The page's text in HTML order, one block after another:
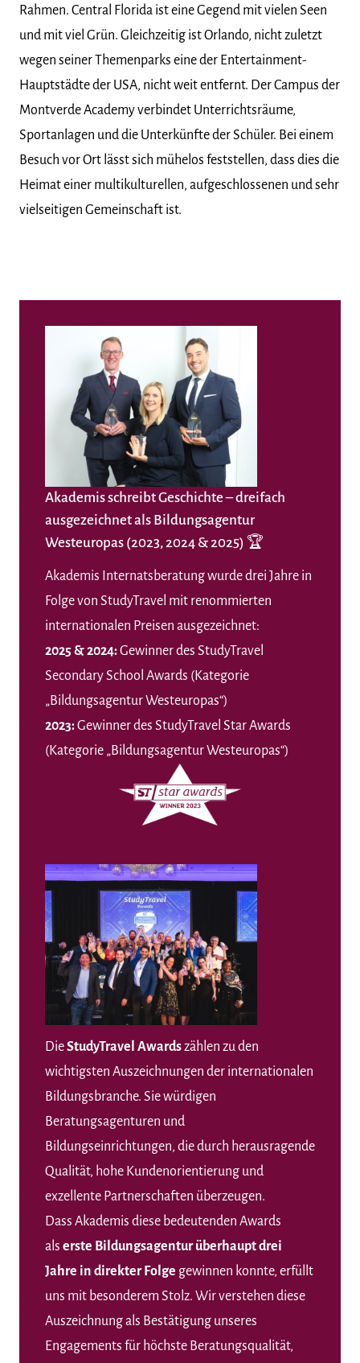
Rahmen. Central Florida ist eine Gegend mit vielen Seen
und mit viel Grün. Gleichzeitig ist Orlando, nicht zuletzt
wegen seiner Themenparks eine der Entertainment-
Hauptstädte der USA, nicht weit entfernt. Der Campus der
Montverde Academy verbindet Unterrichtsräume,
Sportanlagen und die Unterkünfte der Schüler. Bei einem
Besuch vor Ort lässt sich mühelos feststellen, dass dies die
Heimat einer multikulturellen, aufgeschlossenen und sehr
vielseitigen Gemeinschaft ist.
Akademis schreibt Geschichte – dreifach
ausgezeichnet als Bildungsagentur
Westeuropas (2023, 2024 & 2025) 🏆
Akademis Internatsberatung wurde drei Jahre in
Folge von StudyTravel mit renommierten
internationalen Preisen ausgezeichnet:
2025 & 2024:Gewinner des StudyTravel
Secondary School Awards (Kategorie
„Bildungsagentur Westeuropas“)
2023:Gewinner des StudyTravel Star Awards
(Kategorie „Bildungsagentur Westeuropas“)
DieStudyTravel Awardszählen zu den
wichtigsten Auszeichnungen der internationalen
Bildungsbranche. Sie würdigen
Beratungsagenturen und
Bildungseinrichtungen, die durch herausragende
Qualität, hohe Kundenorientierung und
exzellente Partnerschaften überzeugen.
Dass Akademis diese bedeutenden Awards
als erste Bildungsagentur überhaupt drei
Jahre in direkter Folge gewinnen konnte, erfüllt
uns mit besonderem Stolz. Wir verstehen diese
Auszeichnung als Bestätigung unseres
Engagements für höchste Beratungsqualität,